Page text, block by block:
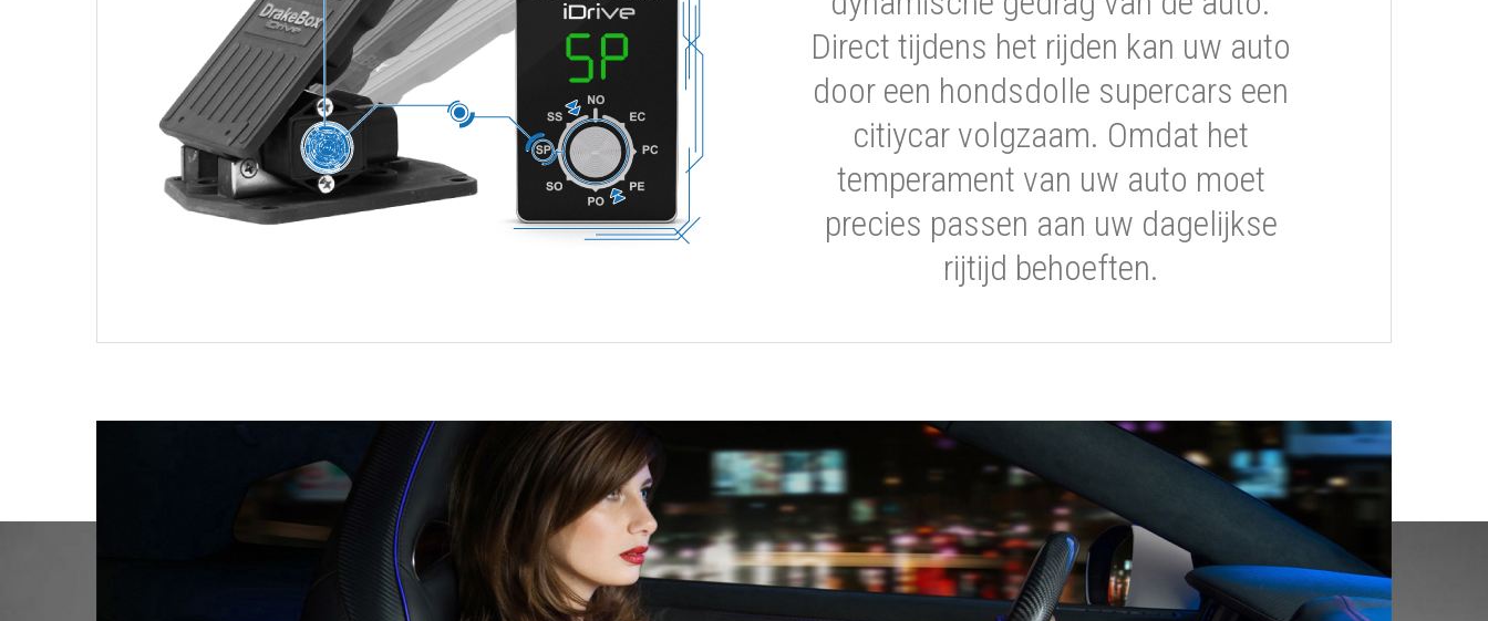
Direct tijdens het rijden kan uw auto
door een hondsdolle supercars een
citiycar volgzaam. Omdat het
temperament van uw auto moet
precies passen aan uw dagelijkse
rijtijd behoeften.